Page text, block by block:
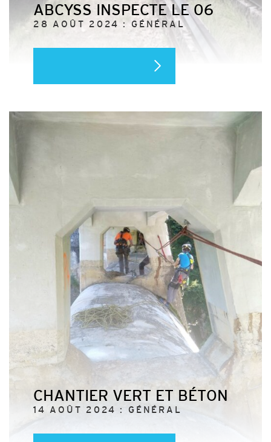
ABCYSS INSPECTE LE 06
28 AOÛT 2024 : GÉNÉRAL
CHANTIER VERT ET BÉTON
14 AOÛT 2024 : GÉNÉRAL